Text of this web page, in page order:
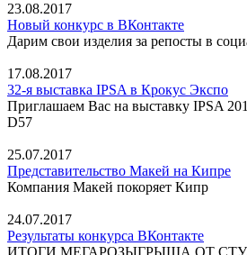
23.08.2017
Новый конкурс в ВКонтакте
Дарим свои изделия за репосты в
17.08.2017
32-я выставка IPSA в Крокус Экспо
Приглашаем Вас на выставку IPSA
D57
25.07.2017
Представительство Макей на Кипре
Компания Макей покоряет Кипр
24.07.2017
Результаты конкурса ВКонтакте
ИТОГИ МЕГАРОЗЫГРЫША ОТ